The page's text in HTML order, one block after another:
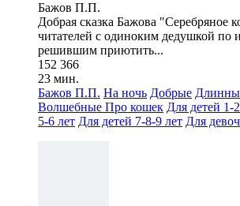
Бажов П.П.
Добрая сказка Бажова "Серебряное
читателей с одиноким дедушкой по
решившим приютить...
152 366
23 мин.
Бажов П.П. На ночь Добрые
Волшебные Про кошек Для детей 1-
5-6 лет Для детей 7-8-9 лет Для